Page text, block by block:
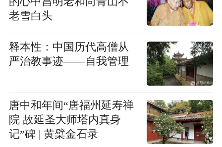
老雪白头
释本性：中国历代高僧从
严治教事迹——自我管理
唐中和年间“唐福州延寿禅
院 故延圣大师塔内真身
记”碑 | 黄檗金石录